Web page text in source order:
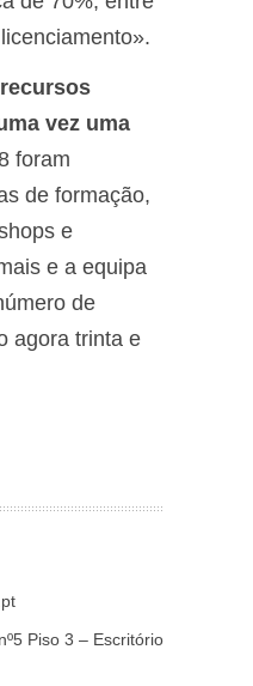
vez uma
foram
de formação,
e
e a equipa
de
agora trinta e
Piso 3 – Escritório